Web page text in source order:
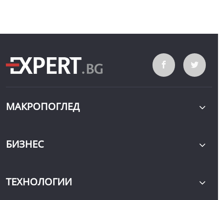
МАКРОПОГЛЕД
БИЗНЕС
ТЕХНОЛОГИИ